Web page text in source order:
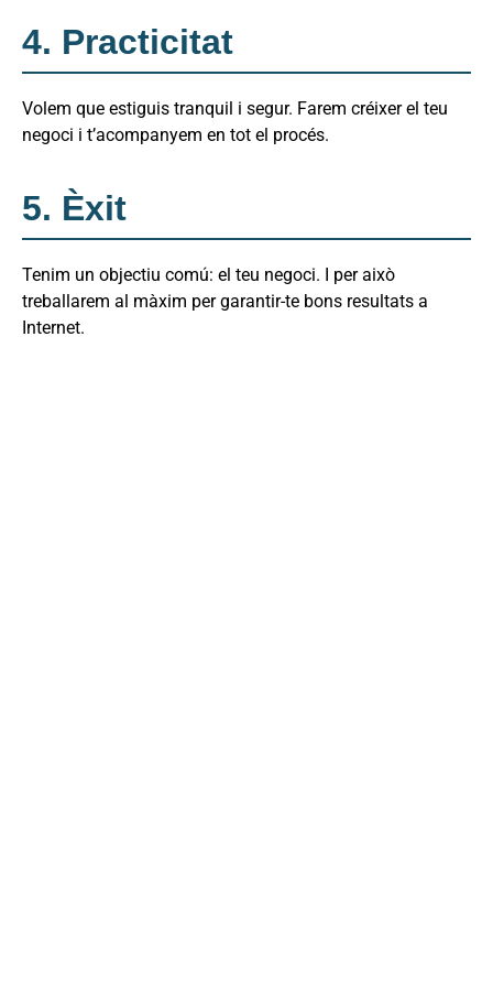
4. Practicitat
Volem que estiguis tranquil i segur. Farem créixer el teu
negoci i t’acompanyem en tot el procés.
5. Èxit
Tenim un objectiu comú: el teu negoci. I per això
treballarem al màxim per garantir-te bons resultats a
Internet.